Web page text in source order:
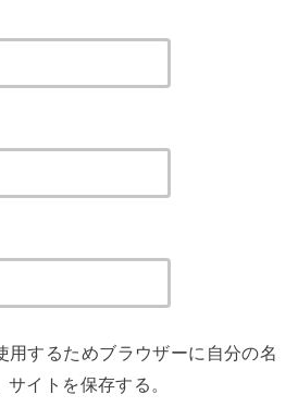
用するためブラウザーに自分の名
イトを保存する。